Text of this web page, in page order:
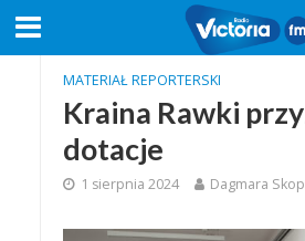
MATERIAŁ REPORTERSKI
Kraina Rawki
dotacje
1 sierpnia 2024 Dagmara